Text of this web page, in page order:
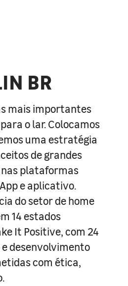
BR
mais importantes
o lar. Colocamos
uma estratégia
de grandes
plataformas
e aplicativo.
do setor de home
14 estados
It Positive, com 24
desenvolvimento
com ética,